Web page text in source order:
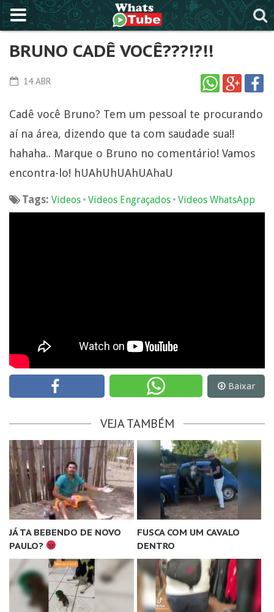
BRUNO CADÊ VOCÊ???!?!!
14 ABR
Cadê você Bruno? Tem um pessoal te procurando
aí na área, dizendo que ta com saudade sua!!
hahaha.. Marque o Bruno no comentário! Vamos
encontra-lo! hUAhUhUAhUAhaU
Tags: Videos • Videos Engraçados • Videos WhatsApp
Baixar
VEJA TAMBÉM
JÁ TA BEBENDO DE NOVO
PAULO?
FUSCA COM UM CAVALO
DENTRO